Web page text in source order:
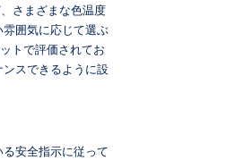
さまざまな色温度
囲気に応じて選ぶ
トで評価されてお
スできるように設
安全指示に従って